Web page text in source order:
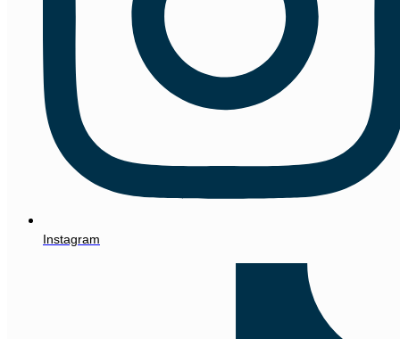
Instagram